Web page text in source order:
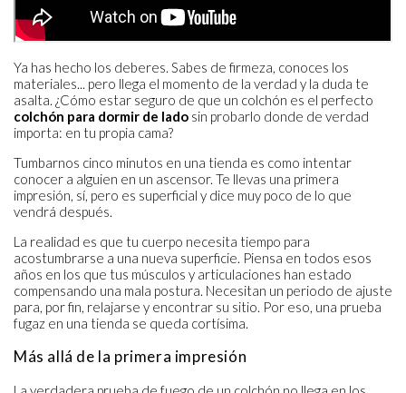
Ya has hecho los deberes. Sabes de firmeza, conoces los
materiales... pero llega el momento de la verdad y la duda te
asalta. ¿Cómo estar seguro de que un colchón es el perfecto
colchón para dormir de lado sin probarlo donde de verdad
importa: en tu propia cama?
Tumbarnos cinco minutos en una tienda es como intentar
conocer a alguien en un ascensor. Te llevas una primera
impresión, sí, pero es superficial y dice muy poco de lo que
vendrá después.
La realidad es que tu cuerpo necesita tiempo para
acostumbrarse a una nueva superficie. Piensa en todos esos
años en los que tus músculos y articulaciones han estado
compensando una mala postura. Necesitan un periodo de ajuste
para, por fin, relajarse y encontrar su sitio. Por eso, una prueba
fugaz en una tienda se queda cortísima.
Más allá de la primera impresión